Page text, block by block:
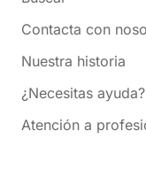
Contacta con
Nuestra historia
¿Necesitas ayuda?
Atención a